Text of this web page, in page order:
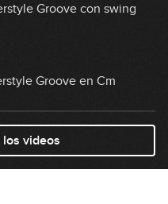
Groove con swing
Groove en Cm
Funk en Dm
videos